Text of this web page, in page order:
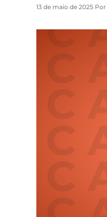
13 de maio de 2025 Por